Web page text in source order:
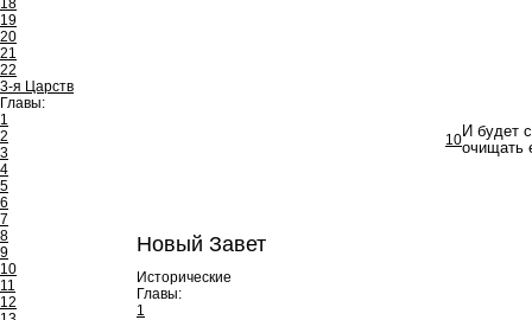
18
19
20
21
22
3-я Царств
Главы:
1
2
3
4
5
6
7
8
9
10
11
12
Новый Завет
Исторические
Главы:
1
10И будет
очищать